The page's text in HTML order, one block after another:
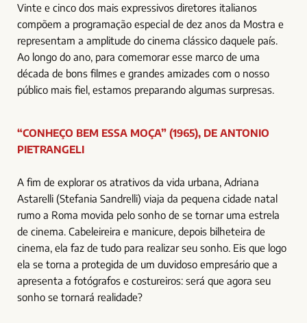
Vinte e cinco dos mais expressivos diretores italianos
compõem a programação especial de dez anos da Mostra e
representam a amplitude do cinema clássico daquele país.
Ao longo do ano, para comemorar esse marco de uma
década de bons filmes e grandes amizades com o nosso
público mais fiel, estamos preparando algumas surpresas.
“CONHEÇO BEM ESSA MOÇA” (1965), DE ANTONIO
PIETRANGELI
A fim de explorar os atrativos da vida urbana, Adriana
Astarelli (Stefania Sandrelli) viaja da pequena cidade natal
rumo a Roma movida pelo sonho de se tornar uma estrela
de cinema. Cabeleireira e manicure, depois bilheteira de
cinema, ela faz de tudo para realizar seu sonho. Eis que logo
ela se torna a protegida de um duvidoso empresário que a
apresenta a fotógrafos e costureiros: será que agora seu
sonho se tornará realidade?